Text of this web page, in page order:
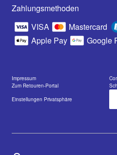
Zahlungsmethoden
VISA
Mastercard
Apple Pay
Google
Impressum
Zum Retouren-Portal
Einstellungen Privatsphäre